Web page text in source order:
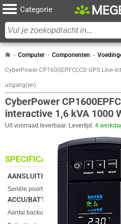
Categorie
Computer Componenten
CyberPower CP1600EPFCLCD UPS Line-
uitgang(en)
CyberPower
interactive 1,6 kVA 1000
Uit voorraad leverbaar. Levertijd: 4
SPECIFICATIES
AANSLUITINGEN ACHTERZIJDE
Eigenschap Waarde
Seriële poort(en)
ACCU/BATTERIJ
Eigenschap Waarde
Aantal backup accu's
1